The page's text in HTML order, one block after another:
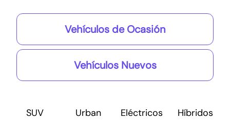
Vehículos de Ocasión
Vehículos Nuevos
SUV Urban Eléctricos Híbridos